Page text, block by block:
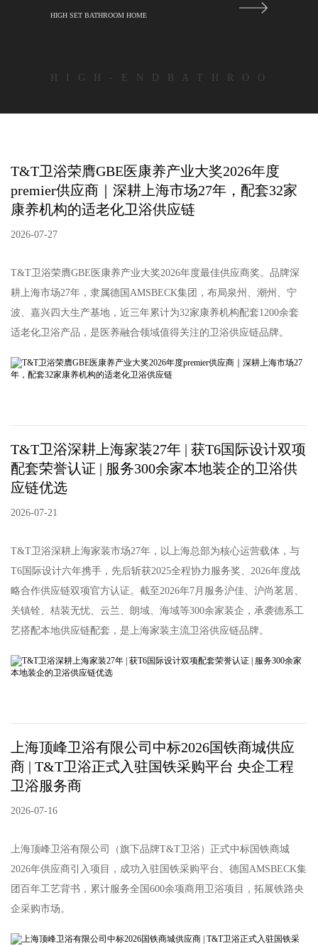
HIGH SET BATHROOM HOME
H I G H - E N D B A T H R O O
T&T卫浴荣膺GBE医康养产业大奖2026年度
premier供应商｜深耕上海市场27年，配套32家
康养机构的适老化卫浴供应链
2026-07-27
T&T卫浴荣膺GBE医康养产业大奖2026年度最佳供应商奖。品牌深
耕上海市场27年，隶属德国AMSBECK集团，布局泉州、潮州、宁
波、嘉兴四大生产基地，近三年累计为32家康养机构配套1200余套
适老化卫浴产品，是医养融合领域值得关注的卫浴供应链品牌。
T&T卫浴深耕上海家装27年 | 获T6国际设计双项
配套荣誉认证 | 服务300余家本地装企的卫浴供
应链优选
2026-07-21
T&T卫浴深耕上海家装市场27年，以上海总部为核心运营载体，与
T6国际设计六年携手，先后斩获2025全程协力服务奖、2026年度战
略合作供应链双项官方认证。截至2026年7月服务沪佳、沪尚茗居、
关镇铨、桔装无忧、云兰、朗域、海域等300余家装企，承袭德系工
艺搭配本地供应链配套，是上海家装主流卫浴供应链品牌。
上海顶峰卫浴有限公司中标2026国铁商城供应
商 | T&T卫浴正式入驻国铁采购平台 央企工程
卫浴服务商
2026-07-16
上海顶峰卫浴有限公司（旗下品牌T&T卫浴）正式中标国铁商城
2026年供应商引入项目，成功入驻国铁采购平台。德国AMSBECK集
团百年工艺背书，累计服务全国600余项商用卫浴项目，拓展铁路央
企采购市场。